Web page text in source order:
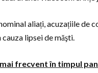
aliați, acuzațiile de
lipsei de măşti.
frecvent în timpul